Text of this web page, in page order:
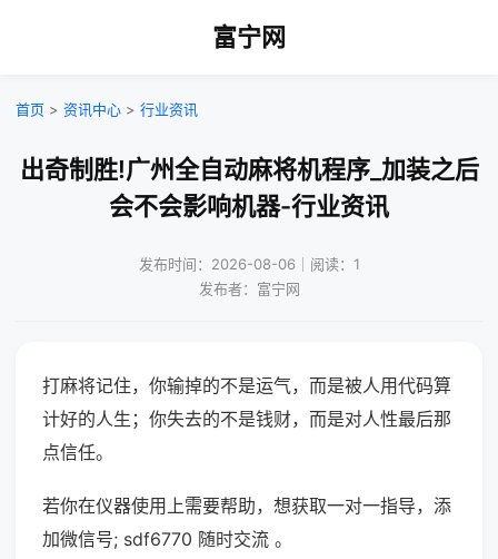
富宁网
首页 > 资讯中心 > 行业资讯
出奇制胜!广州全自动麻将机程序_加装之后
会不会影响机器-行业资讯
发布时间：2026-08-06｜阅读：1
发布者：富宁网
打麻将记住，你输掉的不是运气，而是被人用代码算
计好的人生；你失去的不是钱财，而是对人性最后那
点信任。
若你在仪器使用上需要帮助，想获取一对一指导，添
加微信号; sdf6770 随时交流 。